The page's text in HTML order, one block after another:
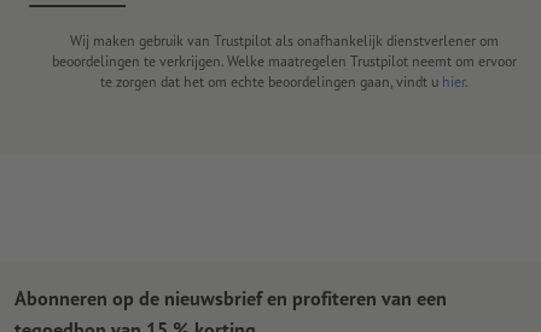
Wij maken gebruik van Trustpilot als onafhankelijk dienstverlener om
beoordelingen te verkrijgen. Welke maatregelen Trustpilot neemt om ervoor
te zorgen dat het om echte beoordelingen gaan, vindt u hier.
Abonneren op de nieuwsbrief en profiteren van een